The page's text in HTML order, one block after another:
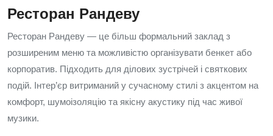
Ресторан Рандеву
Ресторан Рандеву — це більш формальний заклад з
розширеним меню та можливістю організувати бенкет або
корпоратив. Підходить для ділових зустрічей і святкових
подій. Інтер’єр витриманий у сучасному стилі з акцентом на
комфорт, шумоізоляцію та якісну акустику під час живої
музики.